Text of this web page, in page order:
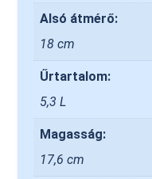
Alsó átmérő:
18 cm
Űrtartalom:
5,3 L
Magasság:
17,6 cm